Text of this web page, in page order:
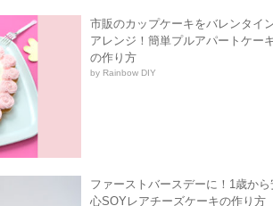
市販のカップケーキをバレンタイ
アレンジ！簡単プルアパートケー
の作り方
by Rainbow DIY
ファーストバースデーに！1歳から
心SOYレアチーズケーキの作り方